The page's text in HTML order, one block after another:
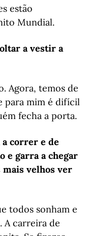
estão
Mundial.
a vestir a
Agora, temos de
para mim é difícil
fecha a porta.
correr e de
e garra a chegar
mais velhos ver
todos sonham e
A carreira de